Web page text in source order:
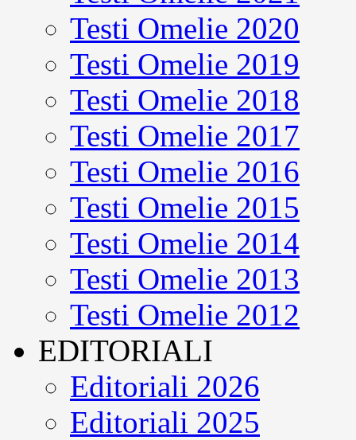
Testi Omelie 2020
Testi Omelie 2019
Testi Omelie 2018
Testi Omelie 2017
Testi Omelie 2016
Testi Omelie 2015
Testi Omelie 2014
Testi Omelie 2013
Testi Omelie 2012
EDITORIALI
Editoriali 2026
Editoriali 2025